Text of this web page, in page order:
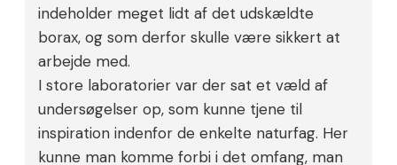
indeholder meget lidt af det udskældte
borax, og som derfor skulle være sikkert at
arbejde med.
I store laboratorier var der sat et væld af
undersøgelser op, som kunne tjene til
inspiration indenfor de enkelte naturfag. Her
kunne man komme forbi i det omfang, man